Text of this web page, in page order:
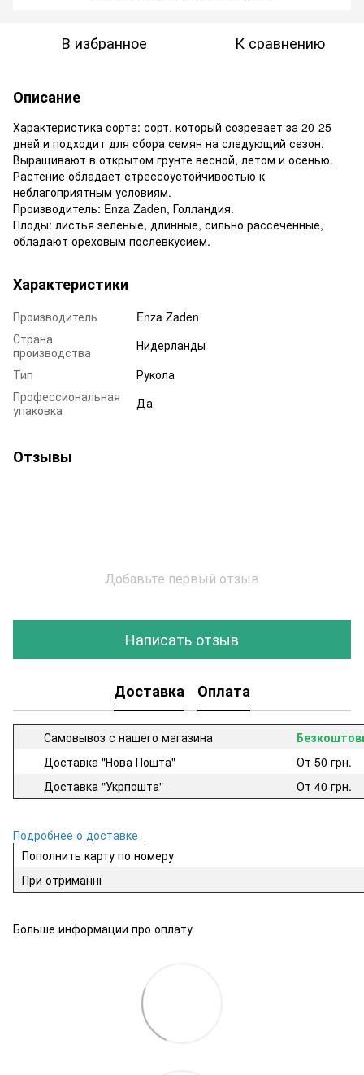
В избранное К сравнению
Описание
Характеристика сорта: сорт, который созревает за 20-25
дней и подходит для сбора семян на следующий сезон.
Выращивают в открытом грунте весной, летом и осенью.
Растение обладает стрессоустойчивостью к
неблагоприятным условиям.
Производитель: Enza Zaden, Голландия.
Плоды: листья зеленые, длинные, сильно рассеченные,
обладают ореховым послевкусием.
Характеристики
Производитель
Enza Zaden
Страна
производства
Нидерланды
Тип
Рукола
Профессиональная
упаковка
Да
Отзывы
Добавьте первый отзыв
Написать отзыв
Доставка Оплата
Самовывоз с нашего магазина
Доставка "Нова Пошта"
От 50 грн.
Доставка "Укрпошта"
От 40 грн.
Подробнее о доставке
Пополнить карту по номеру
При отриманні
Больше информации про оплату